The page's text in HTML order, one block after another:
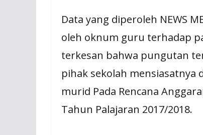
Data yang diperoleh NEWS
oleh oknum guru terhadap
terkesan bahwa pungutan
pihak sekolah
murid Pada Rencana
Tahun Palajaran 2017/2018.